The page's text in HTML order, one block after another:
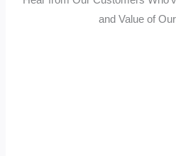
and Value of